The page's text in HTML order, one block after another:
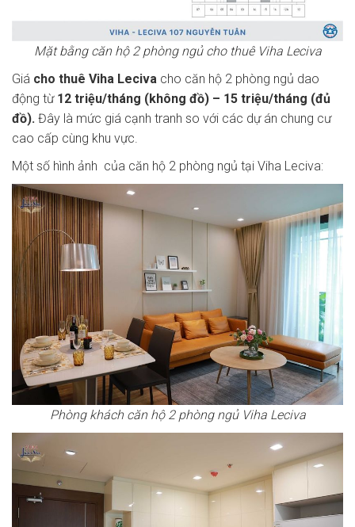
Mặt bằng căn hộ 2 phòng ngủ cho thuê Viha Leciva
Giá cho thuê Viha Leciva cho căn hộ 2 phòng ngủ dao
động từ 12 triệu/tháng (không đồ) – 15 triệu/tháng (đủ
đồ). Đây là mức giá cạnh tranh so với các dự án chung cư
cao cấp cùng khu vực.
Một số hình ảnh của căn hộ 2 phòng ngủ tại Viha Leciva:
Phòng khách căn hộ 2 phòng ngủ Viha Leciva